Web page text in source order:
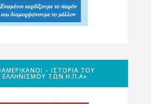
– ΙΣΤΟΡΊΑ ΤΟΥ
ΤΩΝ Η.Π.Α»